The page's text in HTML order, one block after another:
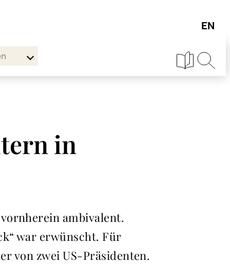
in
ambivalent.
war erwünscht. Für
von zwei US-Präsidenten.